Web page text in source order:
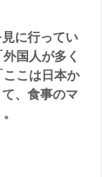
見に行ってい
国人が多く
こは日本か
、食事のマ